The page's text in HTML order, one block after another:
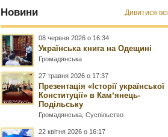
Новини Дивитися всі
08 червня 2026 о 16:34
Українська книга на Одещині
Громадянська
27 травня 2026 о 17:37
Презентація «Історії української
Конституції» в Камʼянець-
Подільську
Громадянська ,Суспільство
22 квітня 2026 о 16:17